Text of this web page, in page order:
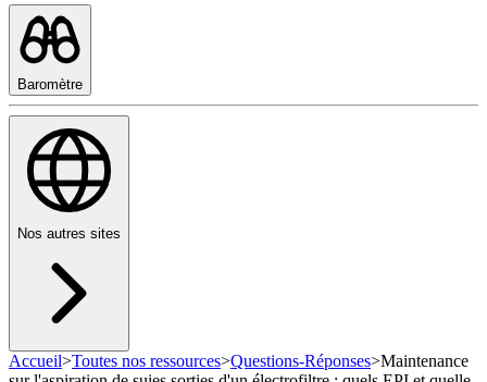
Baromètre
Nos autres sites
Accueil>Toutes nos ressources>Questions-Réponses>Maintenance